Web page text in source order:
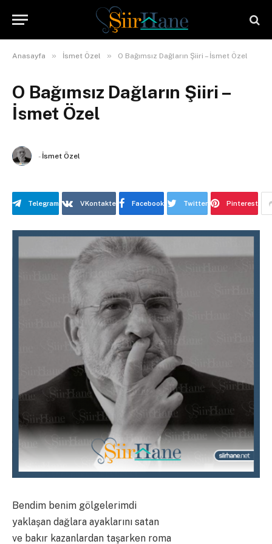
Anasayfa » İsmet Özel » O Bağımsız Dağların Şiiri – İsmet Özel
O Bağımsız Dağların Şiiri –
İsmet Özel
- İsmet Özel
Telegram VKontakte Facebook Twitter Pinterest
Bendim benim gölgelerimdi
yaklaşan dağlara ayaklarını satan
ve bakır kazanlardan taşarken roma